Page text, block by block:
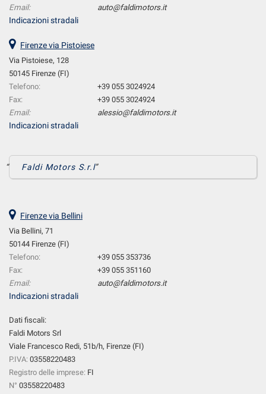
Email:
auto@faldimotors.it
Indicazioni stradali
Firenze via Pistoiese
Via Pistoiese, 128
50145 Firenze (FI)
Telefono:
+39 055 3024924
Fax:
+39 055 3024924
Email:
alessio@faldimotors.it
Indicazioni stradali
Faldi Motors S.r.l
Firenze via Bellini
Via Bellini, 71
50144 Firenze (FI)
Telefono:
+39 055 353736
Fax:
+39 055 351160
Email:
auto@faldimotors.it
Indicazioni stradali
Dati fiscali:
Faldi Motors Srl
Viale Francesco Redi, 51b/h, Firenze (FI)
P.IVA: 03558220483
Registro delle imprese: FI
N° 03558220483